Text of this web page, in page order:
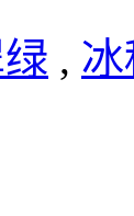
, 冰